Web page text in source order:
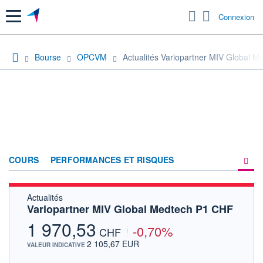
Menu Connexion
Bourse OPCVM Actualités Variopartner MIV Global
COURS PERFORMANCES ET RISQUES
FORUM
Actualités
Variopartner MIV Global Medtech P1 CHF
1 970,53 CHF -0,70%
VALEUR INDICATIVE 2 105,67 EUR